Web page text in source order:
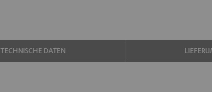
TECHNISCHE DATEN